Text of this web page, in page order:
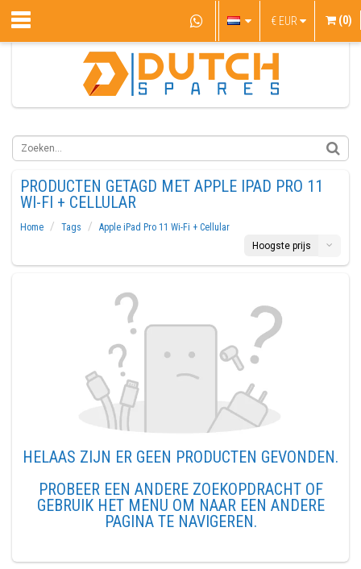
€ EUR (0)
PRODUCTEN GETAGD MET APPLE IPAD PRO 11
WI-FI + CELLULAR
Home Tags
Apple iPad Pro 11 Wi-Fi + Cellular
Hoogste prijs
HELAAS ZIJN ER GEEN PRODUCTEN GEVONDEN.
PROBEER EEN ANDERE ZOEKOPDRACHT OF
GEBRUIK HET MENU OM NAAR EEN ANDERE
PAGINA TE NAVIGEREN.